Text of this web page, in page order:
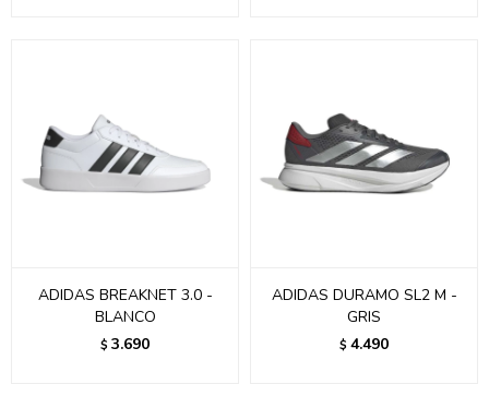
ADIDAS BREAKNET 3.0 -
BLANCO
$ 3.690
ADIDAS DURAMO SL2 M -
GRIS
$ 4.490